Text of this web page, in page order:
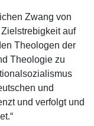
Zwang von
auf
Theologen der
Theologie zu
und
und verfolgt und